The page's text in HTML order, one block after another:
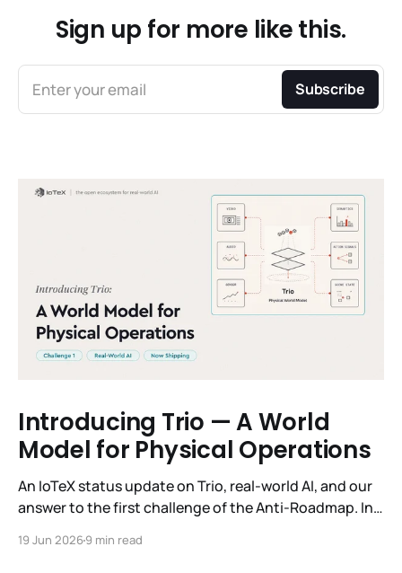
Sign up for more like this.
Enter your email Subscribe
Introducing Trio — A World
Model for Physical Operations
An IoTeX status update on Trio, real-world AI, and our
answer to the first challenge of the Anti-Roadmap. In
three challenges instead of a timeline. Challenge 1 was
19 Jun 20269 min read